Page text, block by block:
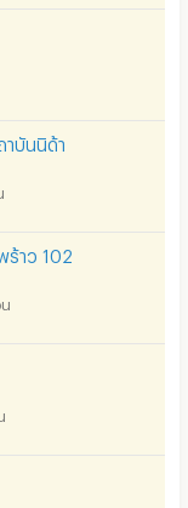
าบันนิด้า
ร้าว 102
น